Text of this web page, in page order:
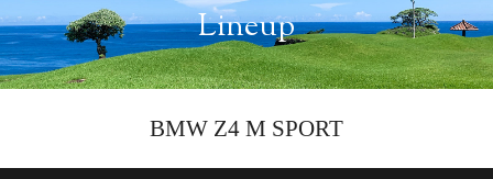
Lineup
BMW Z4 M SPORT